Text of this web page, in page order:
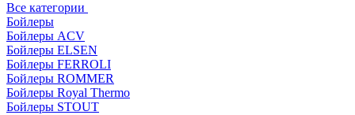
Все категории
Бойлеры
Бойлеры ACV
Бойлеры ELSEN
Бойлеры FERROLI
Бойлеры ROMMER
Бойлеры Royal Thermo
Бойлеры STOUT